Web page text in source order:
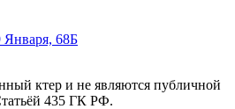
Января, 68Б
ктер и не являются публичной
435 ГК РФ.